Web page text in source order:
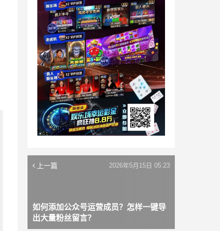
上一篇
如何添加公众号运营成员？怎样一键导
出大量粉丝留言？
2026年5月15日 05:23